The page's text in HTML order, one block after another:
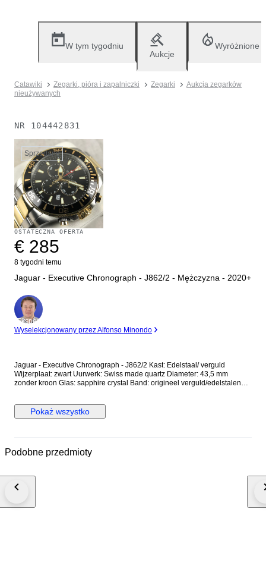
W tym tygodniu
Aukcje
Wyróżnione
Catawiki Zegarki, pióra i zapalniczki Zegarki
Aukcja zegarków
nieużywanych
NR 104442831
Sprzedane
OSTATECZNA OFERTA
€ 285
8 tygodni temu
Jaguar - Executive Chronograph - J862/2 - Mężczyzna - 2020+
Ekspert
Wyselekcjonowany przez Alfonso Minondo
Jaguar - Executive Chronograph - J862/2 Kast: Edelstaal/ verguld
Wijzerplaat: zwart Uurwerk: Swiss made quartz Diameter: 43,5 mm
zonder kroon Glas: sapphire crystal Band: origineel verguld/edelstalen
horloge wordt aangetekend en verzekerd verstuurd (DHL-express).
Pokaż wszystko
Podobne przedmioty